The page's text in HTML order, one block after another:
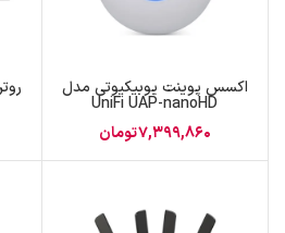
اکسس پوینت یوبیکیوتی مدل
UniFi UAP-nanoHD
7,399,860تومان